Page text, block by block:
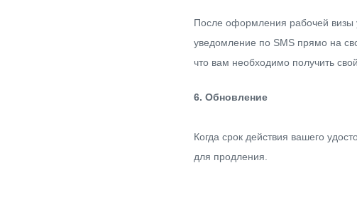
После оформления рабочей визы
уведомление по SMS прямо на
что вам необходимо получить
6. Обновление
Когда срок действия вашего
для продления.